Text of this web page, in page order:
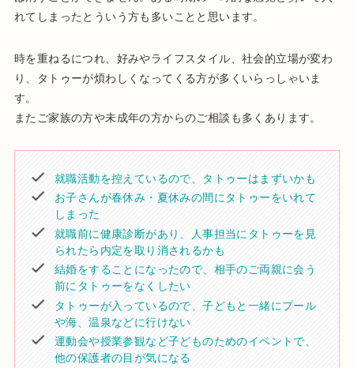
れてしまったとういう方も多いことと思います。
時を重ねるにつれ、好みやライフスタイル、社会的立場が変わ
り、タトゥーが煩わしくなってくる方が多くいらっしゃいま
す。
またご家族の方や未成年の方からのご相談も多くあります。
就職活動を控えているので、タトゥーはまずいかも
お子さんが春休み・夏休みの間にタトゥーをいれて
しまった
就職前に健康診断があり、人事担当にタトゥーを見
られたら内定を取り消されるかも
結婚をすることになったので、相手のご両親に会う
前にタトゥーをなくしたい
タトゥーが入っているので、子どもと一緒にプール
や海、温泉などに行けない
運動会や授業参観など子どものためのイベントで、
他の保護者の目が気になる